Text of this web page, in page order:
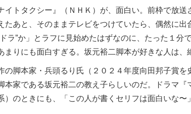
トタクシー』（ＮＨＫ）が、面白い。前枠で放送
たあと、そのままテレビをつけていたら、偶然に出
ドラ”か」とラフに見始めたはずなのに、たった１分
まりにも面白すぎる。坂元裕二脚本が好きな人は、
脚本家・兵頭るり氏（２０２４年度向田邦子賞を
本家である坂元裕二の教え子らしいのだ。ドラマ『
）のときにも、「この人が書くセリフは面白いな〜